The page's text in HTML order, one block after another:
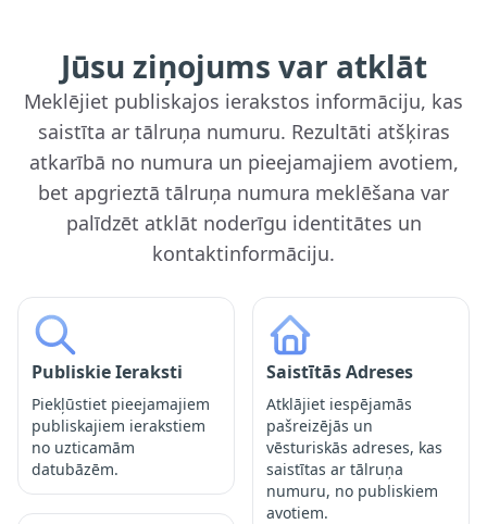
Jūsu ziņojums var atklāt
Meklējiet publiskajos ierakstos informāciju, kas
saistīta ar tālruņa numuru. Rezultāti atšķiras
atkarībā no numura un pieejamajiem avotiem,
bet apgrieztā tālruņa numura meklēšana var
palīdzēt atklāt noderīgu identitātes un
kontaktinformāciju.
Publiskie Ieraksti
Piekļūstiet pieejamajiem
publiskajiem ierakstiem
no uzticamām
datubāzēm.
Saistītās Adreses
Atklājiet iespējamās
pašreizējās un
vēsturiskās adreses, kas
saistītas ar tālruņa
numuru, no publiskiem
avotiem.